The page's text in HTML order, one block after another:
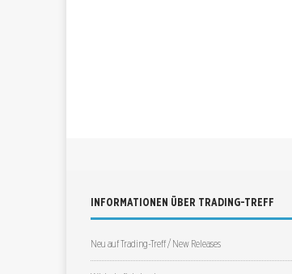
INFORMATIONEN ÜBER TRADING-TREFF
Neu auf Trading-Treff / New Releases